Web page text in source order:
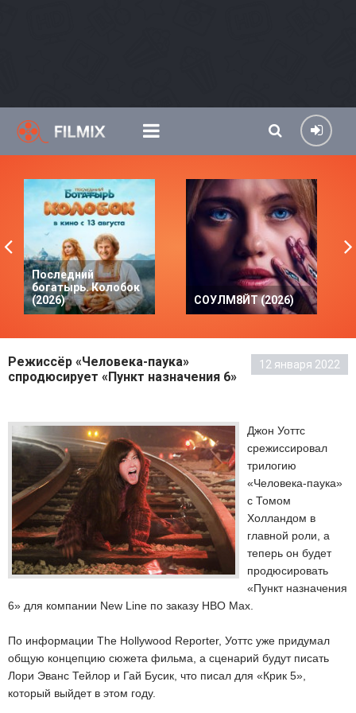
Последний
богатырь. Колобок
(2026)
СОУЛМ8ЙТ (2026)
Режиссёр «Человека-паука»
спродюсирует «Пункт назначения 6»
12 января 2022
Джон Уоттс
срежиссировал
трилогию
«Человека-паука»
с Томом
Холландом в
главной роли, а
теперь он будет
продюсировать
«Пункт назначения
6» для компании New Line по заказу HBO Max.
По информации The Hollywood Reporter, Уоттс уже придумал
общую концепцию сюжета фильма, а сценарий будут писать
Лори Эванс Тейлор и Гай Бусик, что писал для «Крик 5»,
который выйдет в этом году.